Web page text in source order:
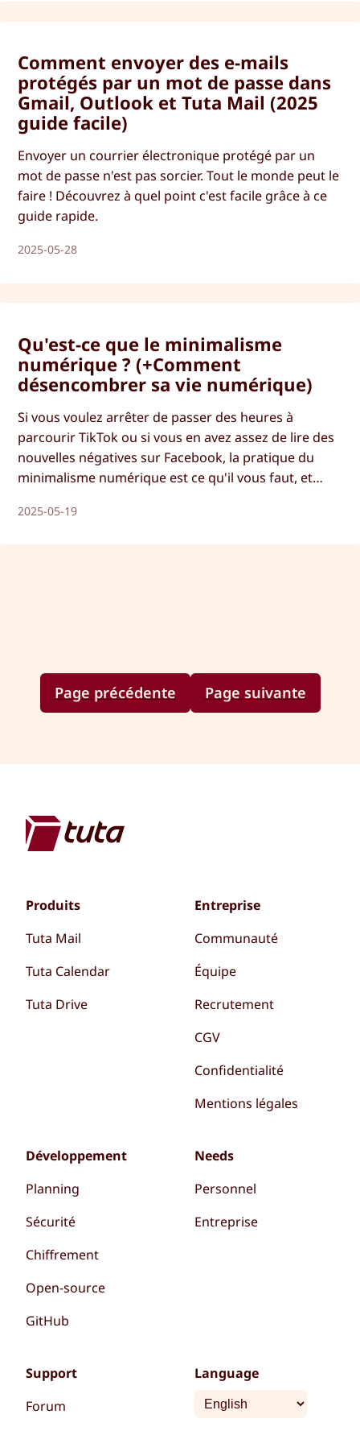
Comment envoyer des e-mails
protégés par un mot de passe dans
Gmail, Outlook et Tuta Mail (2025
guide facile)
Envoyer un courrier électronique protégé par un
mot de passe n'est pas sorcier. Tout le monde peut le
faire ! Découvrez à quel point c'est facile grâce à ce
guide rapide.
2025-05-28
Qu'est-ce que le minimalisme
numérique ? (+Comment
désencombrer sa vie numérique)
Si vous voulez arrêter de passer des heures à
parcourir TikTok ou si vous en avez assez de lire des
nouvelles négatives sur Facebook, la pratique du
minimalisme numérique est ce qu'il vous faut, et
intéressons au minimalisme numérique et aux
2025-05-19
Page précédente Page suivante
Produits
Tuta Mail
Tuta Calendar
Tuta Drive
Entreprise
Communauté
Équipe
Recrutement
CGV
Confidentialité
Mentions légales
Développement
Planning
Sécurité
Chiffrement
Open-source
GitHub
Needs
Personnel
Entreprise
Support
Forum
Language